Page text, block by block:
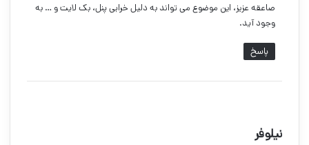
صاعقه عزیز، این موضوع می تواند به دلیل خرابی پنل، بک لایت و … به
وجود آید.
پاسخ
نیلوفر